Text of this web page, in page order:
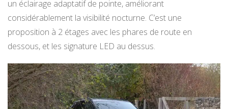
un éclairage adaptatif de pointe, améliorant
considérablement la visibilité nocturne. C’est une
proposition à 2 étages avec les phares de route en
dessous, et les signature LED au dessus.